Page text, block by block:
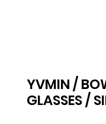
YVMIN /
GLASSES /